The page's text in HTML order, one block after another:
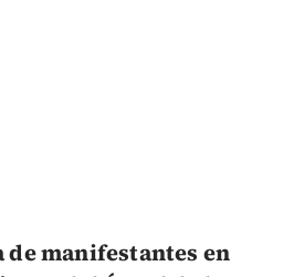
de manifestantes en